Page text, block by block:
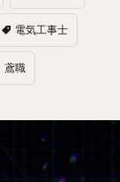
電気工事士
鳶職